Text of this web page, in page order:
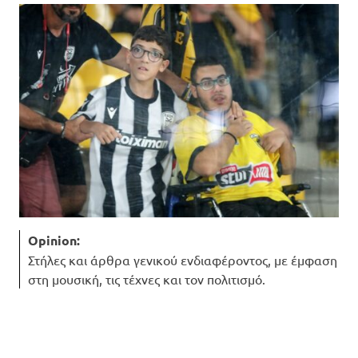
Opinion:
Στήλες και άρθρα γενικού ενδιαφέροντος, με έμφαση
στη μουσική, τις τέχνες και τον πολιτισμό.